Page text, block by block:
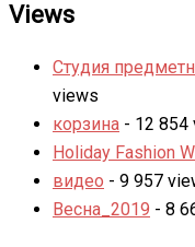
Views
Студия
views
корзина - 12 854
Holiday Fashion
видео - 9 957
Весна_2019 - 8